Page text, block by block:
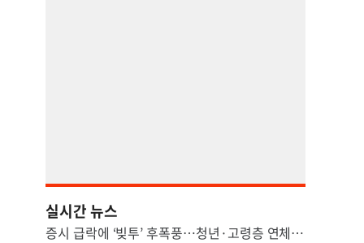
실시간 뉴스
증시 급락에 ‘빚투’ 후폭풍…청년·고령층 연체 뛰고, 증권사 단기조달도 급증